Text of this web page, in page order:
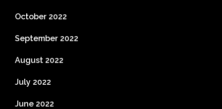
October 2022
September 2022
August 2022
July 2022
June 2022